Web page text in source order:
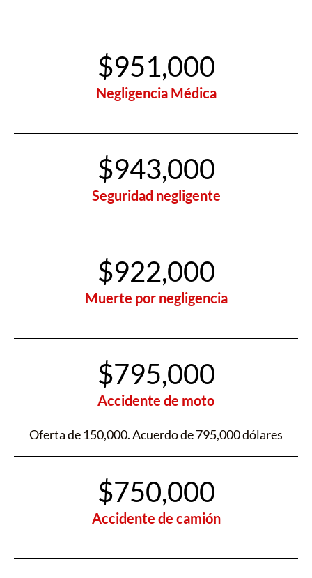
$951,000
Negligencia Médica
$943,000
Seguridad negligente
$922,000
Muerte por negligencia
$795,000
Accidente de moto
Oferta de 150,000. Acuerdo de 795,000 dólares
$750,000
Accidente de camión